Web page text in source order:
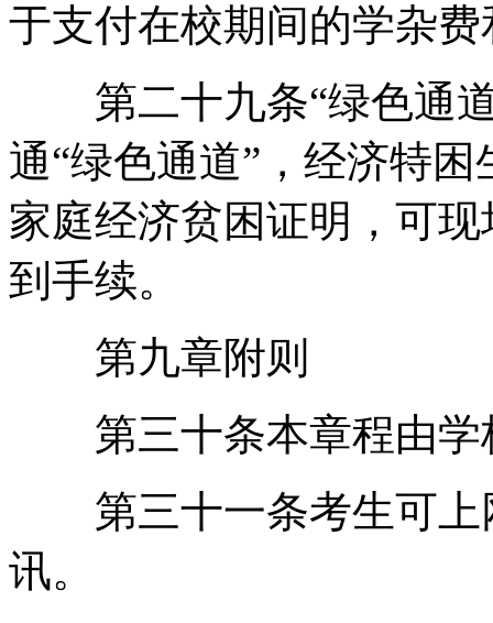
于支付在校期间的学杂
第二十九条“绿色通道
通“绿色通道”，经济特
家庭经济贫困证明，可
到手续。
第九章附则
第三十条本章程由学
第三十一条考生可上
讯。